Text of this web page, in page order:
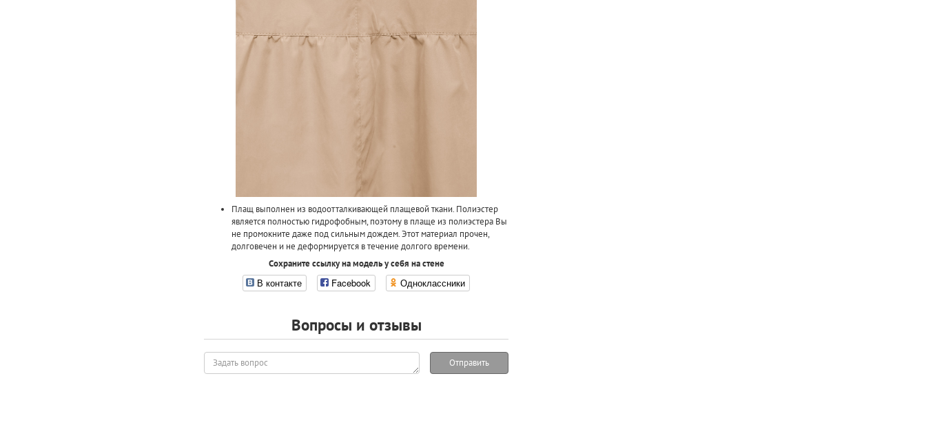
Плащ выполнен из водоотталкивающей плащевой ткани. Полиэстер
является полностью гидрофобным, поэтому в плаще из полиэстера Вы
не промокните даже под сильным дождем. Этот материал прочен,
долговечен и не деформируется в течение долгого времени.
Сохраните ссылку на модель у себя на стене
В контакте Facebook Одноклассники
Вопросы и отзывы
Задать
вопрос
Отправить